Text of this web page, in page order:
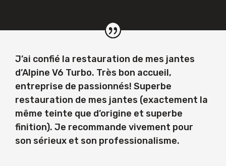
J’ai confié la restauration de mes jantes
d’Alpine V6 Turbo. Très bon accueil,
entreprise de passionnés! Superbe
restauration de mes jantes (exactement la
même teinte que d’origine et superbe
finition). Je recommande vivement pour
son sérieux et son professionalisme.